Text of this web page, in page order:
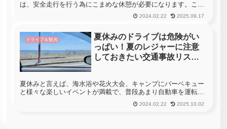
は、安全走行を行う為にこまめな休憩が必要になります。この
ような場合、数時間おきに高速道路に備え付けられているサー
ビスエリアやパーキングエリアに寄って一休みをすると言う人
2024.02.22 2025.09.17
ドライブ＆観光
夏休みのドライブは危険がい
っぱい！夏のレジャーに注意
しておきたい交通事故リスク
夏休みと言えば、海水浴や花火大会、キャンプにバーベキュー
と様々な楽しいイベントが満載で、普段あまり自動車を運転し
ない方もドライブに出る事が非常に多くなります。皆様も夏休
みの後半に向けて、様々な計画を立てている人も多いのではな
2024.02.22 2025.10.02